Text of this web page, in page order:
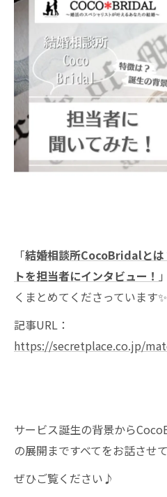
「結婚相談所CocoBridalとは
トを担当者にインタビュー！
くまとめてくださっています✨
記事URL：
https://secretplace.co.jp/
サービス誕生の背景から
の展開まですべてをお話させ
ぜひご覧ください♪